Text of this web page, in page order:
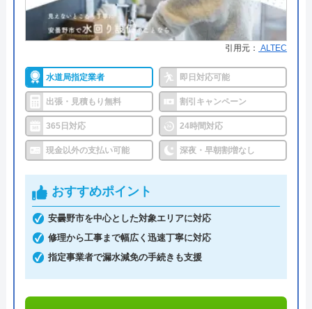
公式サイトを見る
運営会社 株式会社ハウスラボ
代表者 勝島崇裕
創業・設立 2024年11月設立
所在地
〒113-0033
東京都文京区本郷5-1-11
対応エリア 全国33拠点
細
営業時間は24時間年中無休なので、緊急のトラブル
にも迅速に対応してもらえます。さらに、時間帯に
ずに依頼することができます。
見積もりも無料で実施しているので、是非お気軽に
ご連絡ください。
公式サイトを見る
0120-8210-42
引用元： ALTEC
水道局指定業者 即日対応可能
出張・見積もり無料 割引キャンペーン
365日対応 24時間対応
現金以外の支払い可能 深夜・早朝割増なし
おすすめポイント
安曇野市を中心とした対象エリアに対応
修理から工事まで幅広く迅速丁寧に対応
指定事業者で漏水減免の手続きも支援